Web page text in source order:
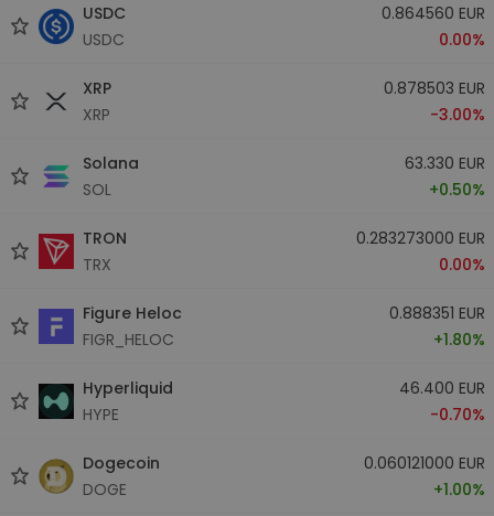
USDC
USDC
0.864560 EUR
0.00%
XRP
XRP
0.878503 EUR
-3.00%
Solana
SOL
63.330 EUR
+0.50%
TRON
TRX
0.283273000 EUR
0.00%
Figure Heloc
FIGR_HELOC
0.888351 EUR
+1.80%
Hyperliquid
HYPE
46.400 EUR
-0.70%
Dogecoin
DOGE
0.060121000 EUR
+1.00%